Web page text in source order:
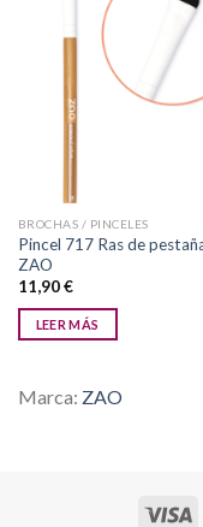
BROCHAS / PINCELES
Pincel 717 Ras de
ZAO
11,90€
LEER MÁS
Marca: ZAO